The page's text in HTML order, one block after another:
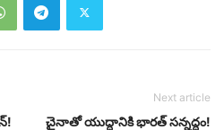
Next article
చైనాతో యుద్ధానికి భార‌త్ స‌న్న‌ద్ధం!